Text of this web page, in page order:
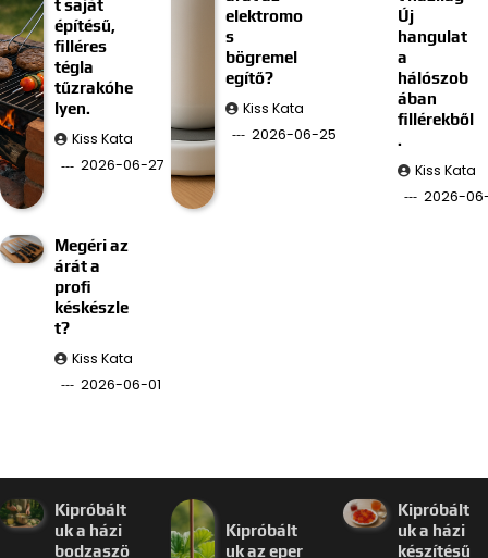
t saját
építésű,
filléres
tégla
tűzrakóhe
lyen.
Kiss Kata
2026-06-27
elektromo
s
bögremel
egítő?
Kiss Kata
2026-06-25
Új
hangulat
a
hálószob
ában
fillérekből
.
Kiss Kata
2026-
Megéri az
árát a
profi
késkészle
t?
Kiss Kata
2026-06-01
Kipróbált
uk a házi
bodzaszö
Kipróbált
uk az eper
Kipróbált
uk a házi
készítésű